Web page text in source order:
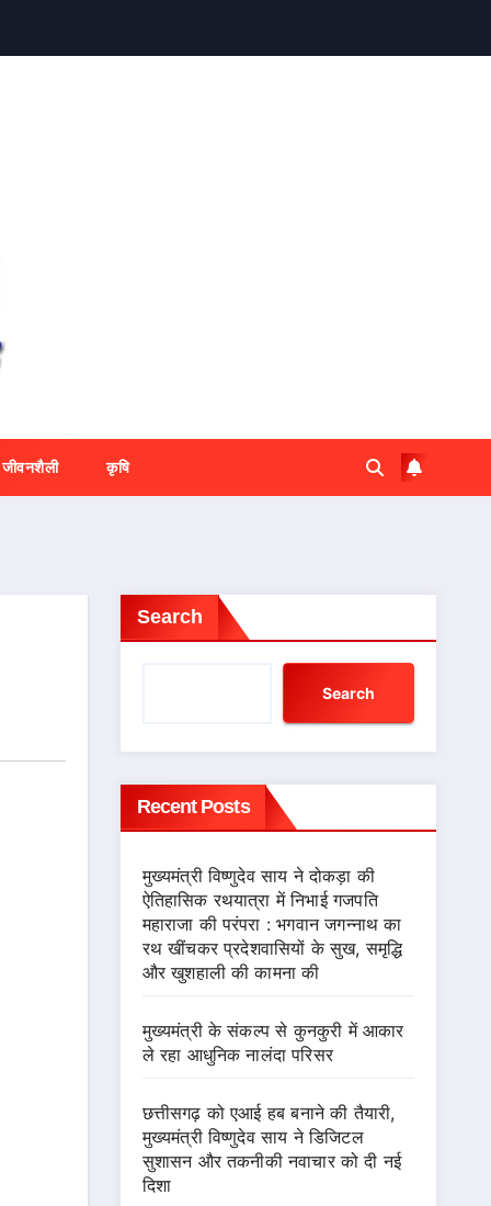
जीवनशैली कृषि
Search
Search
Recent Posts
मुख्यमंत्री विष्णुदेव साय ने दोकड़ा की
ऐतिहासिक रथयात्रा में निभाई गजपति
महाराजा की परंपरा : भगवान जगन्नाथ का
रथ खींचकर प्रदेशवासियों के सुख, समृद्धि
और खुशहाली की कामना की
मुख्यमंत्री के संकल्प से कुनकुरी में आकार
ले रहा आधुनिक नालंदा परिसर
छत्तीसगढ़ को एआई हब बनाने की तैयारी,
मुख्यमंत्री विष्णुदेव साय ने डिजिटल
सुशासन और तकनीकी नवाचार को दी नई
दिशा